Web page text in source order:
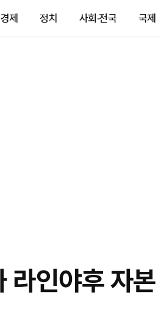
경제 정치 사회·전국 국제
라인야후 자